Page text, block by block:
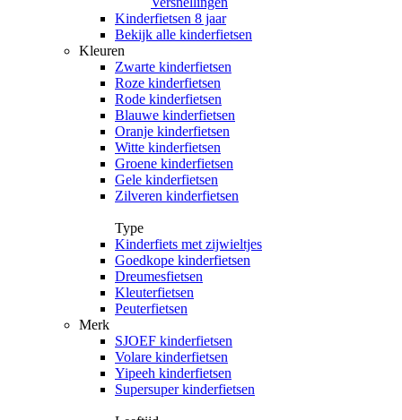
Kinderfietsen 8 jaar
Bekijk alle kinderfietsen
Kleuren
Zwarte kinderfietsen
Roze kinderfietsen
Rode kinderfietsen
Blauwe kinderfietsen
Oranje kinderfietsen
Witte kinderfietsen
Groene kinderfietsen
Gele kinderfietsen
Zilveren kinderfietsen
Type
Kinderfiets met zijwieltjes
Goedkope kinderfietsen
Dreumesfietsen
Kleuterfietsen
Peuterfietsen
Merk
SJOEF kinderfietsen
Volare kinderfietsen
Yipeeh kinderfietsen
Supersuper kinderfietsen